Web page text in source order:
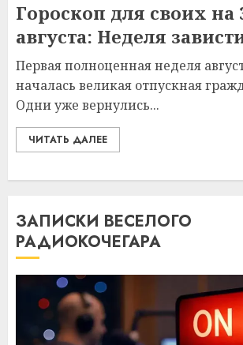
Гороскоп для своих на
августа: Неделя
Первая полноценная неделя
началась великая отпускная
Одни уже вернулись...
ЧИТАТЬ ДАЛЕЕ
ЗАПИСКИ ВЕСЕЛОГО
РАДИОКОЧЕГАРА